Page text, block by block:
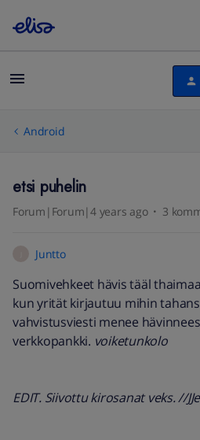
Android
etsi puhelin
Forum|Forum|4 years ago 3
Juntto
Suomivehkeet hävis tääl
kun yrität kirjautuu mihin
vahvistusviesti menee
verkkopankki. voiketunkolo
EDIT. Siivottu kirosanat veks. //